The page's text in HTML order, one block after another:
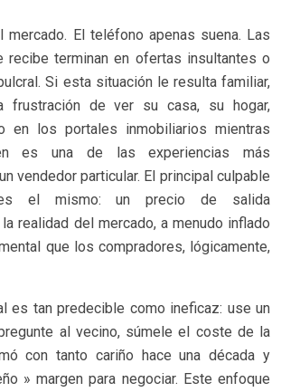
El teléfono apenas suena. Las
recibe terminan en ofertas insultantes o
Si esta situación le resulta familiar,
frustración de ver su casa, su hogar,
en los portales inmobiliarios mientras
es una de las experiencias más
vendedor particular. El principal culpable
el mismo: un precio de salida
realidad del mercado, a menudo inflado
que los compradores, lógicamente,
es tan predecible como ineficaz: use un
al vecino, súmele el coste de la
con tanto cariño hace una década y
» margen para negociar. Este enfoque